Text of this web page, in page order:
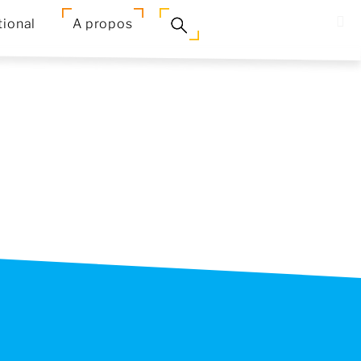
A propos